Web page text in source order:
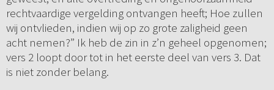
rechtvaardige vergelding ontvangen heeft; Hoe zullen
wij ontvlieden, indien wij op zo grote zaligheid geen
acht nemen?” Ik heb de zin in z’n geheel opgenomen;
vers 2 loopt door tot in het eerste deel van vers 3. Dat
is niet zonder belang.